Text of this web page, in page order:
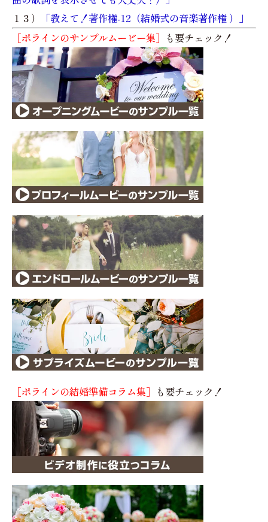
１３）
「教えて！著作権-12（結婚式の音楽著作権 ）」
［ポラインのサンプルムービー集］ も要チェック！
［ポラインの結婚準備コラム集］ も要チェック！